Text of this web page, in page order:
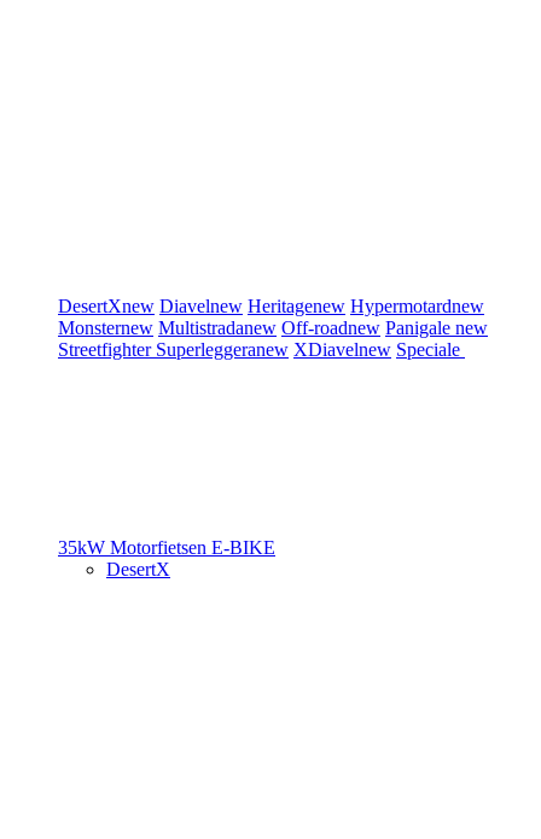
DesertXnew Diavelnew Heritagenew Hypermotardnew
Monsternew Multistradanew Off-roadnew Panigale new
Streetfighter Superleggeranew XDiavelnew Speciale
35kW Motorfietsen E-BIKE
DesertX